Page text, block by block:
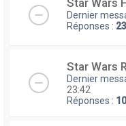
Dernier
Réponses : 23
Star Wars
Dernier
23:42
Réponses : 10